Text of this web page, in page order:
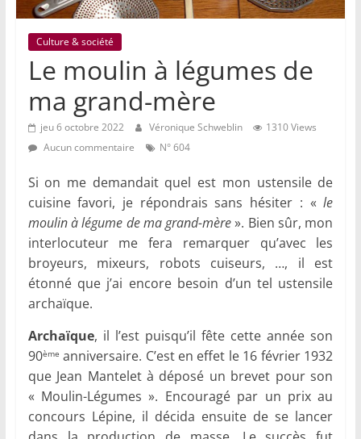
Culture & société
Le moulin à légumes de
ma grand-mère
jeu 6 octobre 2022 Véronique Schweblin
1310 Views
Aucun commentaire
N° 604
Si on me demandait quel est mon ustensile de
cuisine favori, je répondrais sans hésiter : «le
moulin à légume de ma grand-mère». Bien sûr, mon
interlocuteur me fera remarquer qu’avec les
broyeurs, mixeurs, robots cuiseurs, …, il est
étonné que j’ai encore besoin d’un tel ustensile
archaïque.
Archaïque, il l’est puisqu’il fête cette année son
90ème anniversaire. C’est en effet le 16 février 1932
que Jean Mantelet à déposé un brevet pour son
« Moulin-Légumes ». Encouragé par un prix au
concours Lépine, il décida ensuite de se lancer